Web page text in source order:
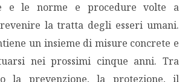
e le norme e procedure volte a
la tratta degli esseri umani.
un insieme di misure concrete e
nei prossimi cinque anni. Tra
la prevenzione, la protezione, il